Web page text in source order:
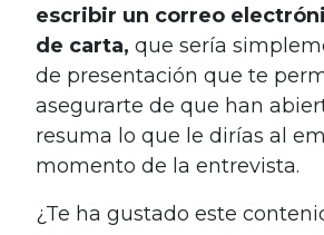
escribir un correo
de carta, que sería
de presentación que te
asegurarte de que han
resuma lo que le dirías al
momento de la entrevista.
¿Te ha gustado este